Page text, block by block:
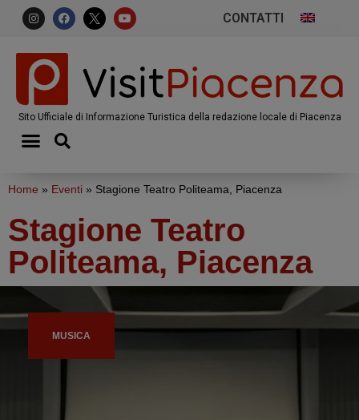
CONTATTI
Sito Ufficiale di Informazione Turistica della redazione locale di Piacenza
Home » Eventi » Stagione Teatro Politeama, Piacenza
Stagione Teatro
Politeama, Piacenza
MUSICA